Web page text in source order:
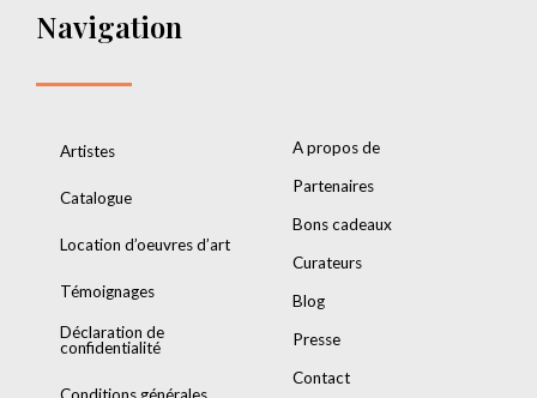
Navigation
Artistes
Catalogue
Location d’oeuvres d’art
Témoignages
Déclaration de
confidentialité
A propos de
Partenaires
Bons cadeaux
Curateurs
Blog
Presse
Contact